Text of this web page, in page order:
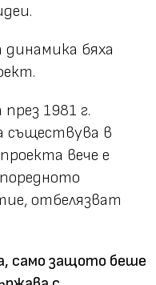
бяха
1981 г.
съществува в
вече е
отбелязват
само защото беше